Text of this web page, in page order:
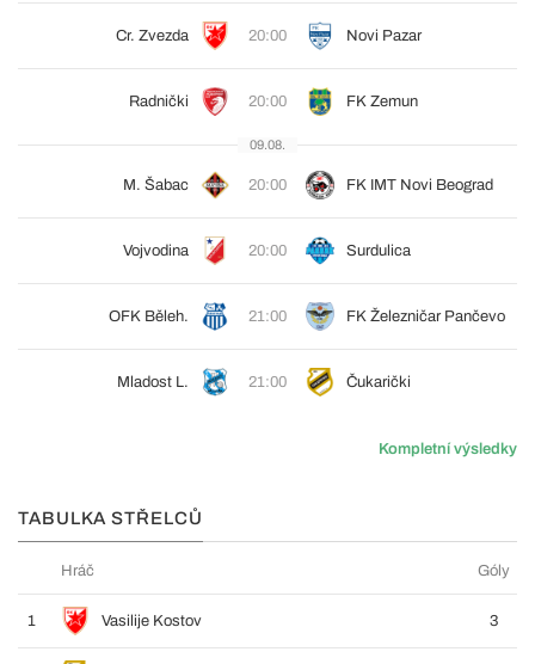
Cr. Zvezda 20:00 Novi Pazar
Radnički 20:00 FK Zemun
09.08.
M. Šabac 20:00 FK IMT Novi Beograd
Vojvodina 20:00 Surdulica
OFK Běleh. 21:00 FK Železničar Pančevo
Mladost L. 21:00 Čukarički
Kompletní výsledky
TABULKA STŘELCŮ
Hráč Góly
1 Vasilije Kostov 3